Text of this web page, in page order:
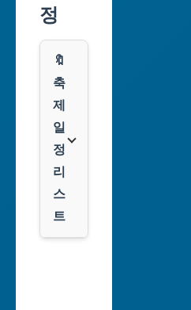
역
주
광
역
시
대
전
광
레
쿠
팡
클
룩
정
🔖
축
제
일
정
리
스
트